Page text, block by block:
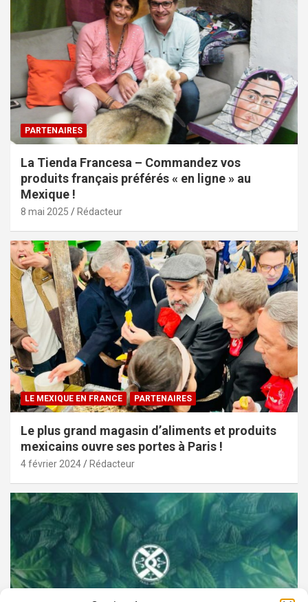
PARTENAIRES
La Tienda Francesa – Commandez vos
produits français préférés « en ligne » au
Mexique !
8 mai 2025 Rédacteur
LE MEXIQUE EN FRANCE PARTENAIRES
Le plus grand magasin d’aliments et produits
mexicains ouvre ses portes à Paris !
4 février 2024 Rédacteur